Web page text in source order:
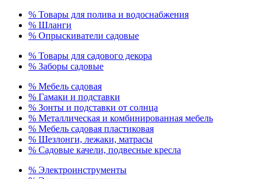
% Товары для полива и водоснабжения
% Шланги
% Опрыскиватели садовые
% Товары для садового декора
% Заборы садовые
% Мебель садовая
% Гамаки и подставки
% Зонты и подставки от солнца
% Металлическая и комбинированная мебель
% Мебель садовая пластиковая
% Шезлонги, лежаки, матрасы
% Садовые качели, подвесные кресла
% Электроинструменты